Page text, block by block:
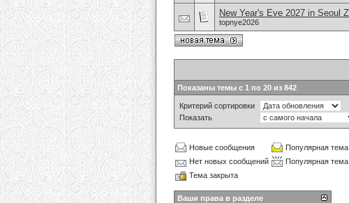
New Year's Eve 2027 in Seoul
topnye2026
Показаны темы с 1 по 20 из 842
Критерий сортировки
Показать
Новые сообщения
Популярная
Нет новых сообщений
Популярная
Тема закрыта
Ваши права в разделе